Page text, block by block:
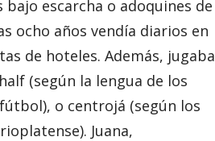
escarcha o adoquines de
ocho años vendía diarios en
de hoteles. Además, jugaba
(según la lengua de los
o centrojá (según los
Juana,